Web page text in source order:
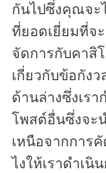
กันไปซึ่งคุณจะ
ที่ยอดเยี่ยมที่จ
จัดการกับคา
เกี่ยวกับข้อกัง
ด้านล่างซึ่งเรา
โพสต์อื่นซึ่งจะ
เหนือจากการ
ไงให้เราดำเ